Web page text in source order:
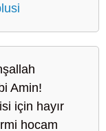
Amin!
için hayır
hocam